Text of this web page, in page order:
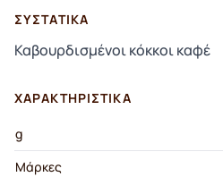
ΣΥΣΤΑΤΙΚΆ
Καβουρδισμένοι κόκκοι καφέ
ΧΑΡΑΚΤΗΡΙΣΤΙΚΆ
g
Μάρκες